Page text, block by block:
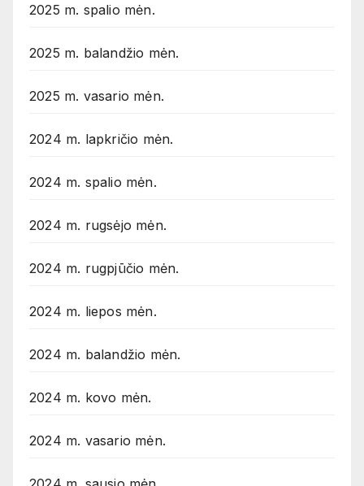
2025 m. spalio mėn.
2025 m. balandžio mėn.
2025 m. vasario mėn.
2024 m. lapkričio mėn.
2024 m. spalio mėn.
2024 m. rugsėjo mėn.
2024 m. rugpjūčio mėn.
2024 m. liepos mėn.
2024 m. balandžio mėn.
2024 m. kovo mėn.
2024 m. vasario mėn.